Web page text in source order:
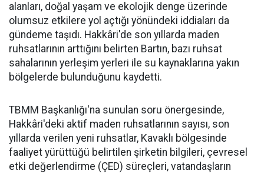
alanları, doğal yaşam ve ekolojik denge üzerinde
olumsuz etkilere yol açtığı yönündeki iddiaları da
gündeme taşıdı. Hakkâri'de son yıllarda maden
ruhsatlarının arttığını belirten Bartın, bazı ruhsat
sahalarının yerleşim yerleri ile su kaynaklarına yakın
bölgelerde bulunduğunu kaydetti.
TBMM Başkanlığı'na sunulan soru önergesinde,
Hakkâri'deki aktif maden ruhsatlarının sayısı, son
yıllarda verilen yeni ruhsatlar, Kavaklı bölgesinde
faaliyet yürüttüğü belirtilen şirketin bilgileri, çevresel
etki değerlendirme (ÇED) süreçleri, vatandaşların